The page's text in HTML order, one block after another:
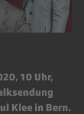
10 Uhr,
Klee in Bern.